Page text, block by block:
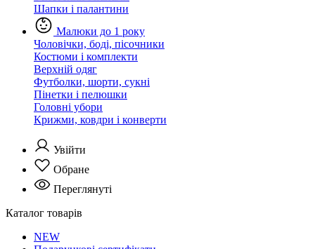
Шапки і палантини
Малюки до 1 року
Чоловічки, боді, пісочники
Костюми і комплекти
Верхній одяг
Футболки, шорти, сукні
Пінетки і пелюшки
Головні убори
Крижми, ковдри і конверти
Увійти
Обране
Переглянуті
Каталог товарів
NEW